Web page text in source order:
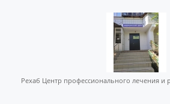
Рехаб Центр профессионального лечения и